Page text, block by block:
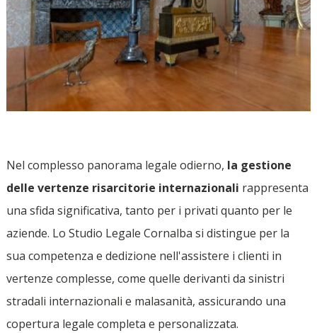
Nel complesso panorama legale odierno, la gestione
delle vertenze risarcitorie internazionali rappresenta
una sfida significativa, tanto per i privati quanto per le
aziende. Lo Studio Legale Cornalba si distingue per la
sua competenza e dedizione nell'assistere i clienti in
vertenze complesse, come quelle derivanti da sinistri
stradali internazionali e malasanità, assicurando una
copertura legale completa e personalizzata.